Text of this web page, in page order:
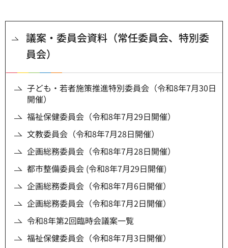
議案・委員会資料（常任委員会、特別委
員会）
子ども・若者施策推進特別委員会（令和8年7月30日
開催）
福祉保健委員会（令和8年7月29日開催）
文教委員会（令和8年7月28日開催）
企画総務委員会（令和8年7月28日開催）
都市整備委員会 (令和8年7月29日開催)
企画総務委員会（令和8年7月6日開催）
企画総務委員会（令和8年7月2日開催）
令和8年第2回臨時会議案一覧
福祉保健委員会（令和8年7月3日開催）